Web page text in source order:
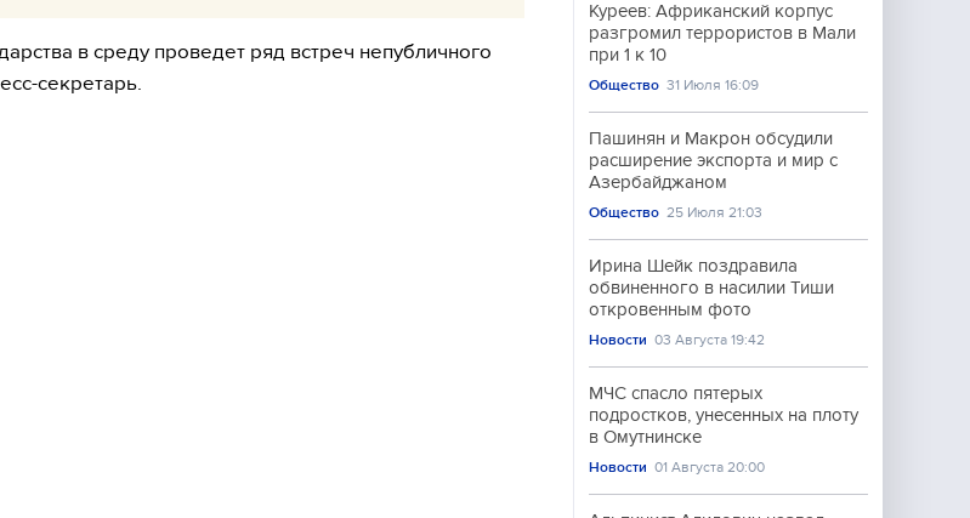
в среду проведет ряд встреч непубличного
секретарь.
Куреев: Африканский корпус
разгромил террористов в Мали
при 1 к 10
Общество 31 Июля 16:09
Пашинян и Макрон обсудили
расширение экспорта и мир с
Азербайджаном
Общество 25 Июля 21:03
Ирина Шейк поздравила
обвиненного в насилии Тиши
откровенным фото
Новости 03 Августа 19:42
МЧС спасло пятерых
подростков, унесенных на плоту
в Омутнинске
Новости 01 Августа 20:00